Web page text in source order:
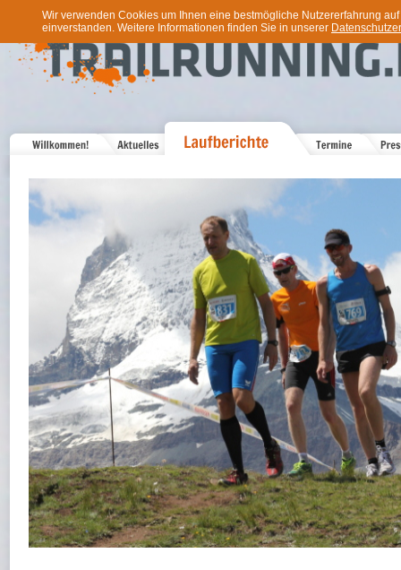
Wir verwenden Cookies um Ihnen eine bestmögliche Nutzererfahrung
einverstanden. Weitere Informationen finden Sie in unserer